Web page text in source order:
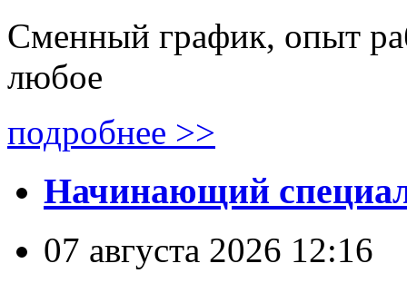
Сменный график, опыт
любое
подробнее >>
Начинающий
07 августа 2026 12:16